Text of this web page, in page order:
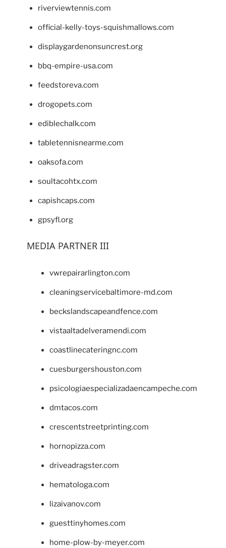
riverviewtennis.com
official-kelly-toys-squishmallows.com
displaygardenonsuncrest.org
bbq-empire-usa.com
feedstoreva.com
drogopets.com
ediblechalk.com
tabletennisnearme.com
oaksofa.com
soultacohtx.com
capishcaps.com
gpsyfl.org
MEDIA PARTNER III
vwrepairarlington.com
cleaningservicebaltimore-md.com
beckslandscapeandfence.com
vistaaltadelveramendi.com
coastlinecateringnc.com
cuesburgershouston.com
psicologiaespecializadaencampeche.com
dmtacos.com
crescentstreetprinting.com
hornopizza.com
driveadragster.com
hematologa.com
lizaivanov.com
guesttinyhomes.com
home-plow-by-meyer.com